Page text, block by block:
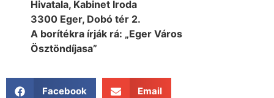
Hivatala, Kabinet Iroda
3300 Eger, Dobó tér 2.
A borítékra írják rá: „Eger Város
Ösztöndíjasa”
Facebook Email